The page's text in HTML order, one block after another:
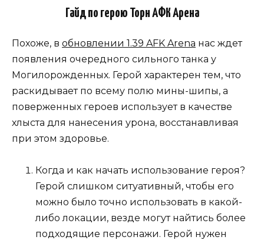
Гайд по герою Торн АФК Арена
Похоже, в обновлении 1.39 AFK Arena нас ждет
появления очередного сильного танка у
Могилорожденных. Герой характерен тем, что
раскидывает по всему полю мины-шипы, а
поверженных героев использует в качестве
хлыста для нанесения урона, восстанавливая
при этом здоровье.
Когда и как начать использование героя?
Герой слишком ситуативный, чтобы его
можно было точно использовать в какой-
либо локации, везде могут найтись более
подходящие персонажи. Герой нужен